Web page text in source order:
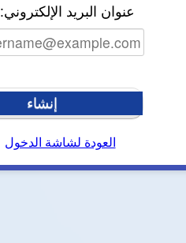
عنوان البريد الإلكتروني:
إنشاء
العودة لشاشة الدخول